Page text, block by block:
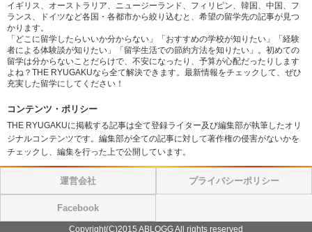
イギリス、オーストラリア、ニュージーランド、フィリピン、韓国、中国、フ
ランス、ドイツなど各国・各都市から絞り込むと、希望の留学先の記事が見つ
かります。
「どこに留学したらいいか分からない」「おすすめの学校が知りたい」「経験
者による体験談が知りたい」「留学生活での節約方法を知りたい」。初めての
留学は分からないことだらけで、不安になったり、予算が心配だったりします
よね？THE RYUGAKUなら全て解決できます。最新情報をチェックして、ぜひ
充実した留学にしてください！
コンテンツ・ポリシー
THE RYUGAKUに掲載する記事は全て登録ライター及び編集部が執筆したオリ
ジナルコンテンツです。編集部が全ての記事に対して著作権の侵害がないかを
チェックし、編集を行った上で公開しています。
運営会社 プライバシーポリシー
Facebook
Copyright(C)2015 ABLOGG All rights reserved